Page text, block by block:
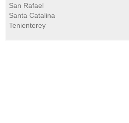
San Rafael
Santa Catalina
Tenienterey